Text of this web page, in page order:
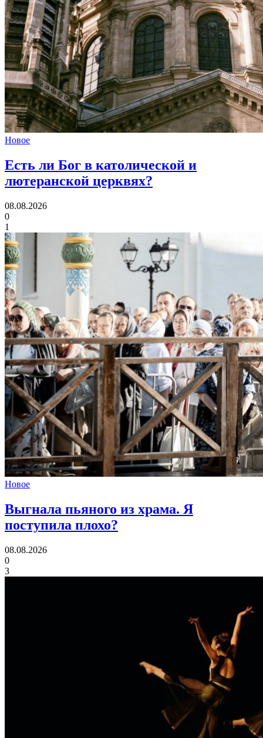
Новое
Есть ли Бог в католической и
лютеранской церквях?
08.08.2026
0
1
Новое
Выгнала пьяного из храма. Я
поступила плохо?
08.08.2026
0
3